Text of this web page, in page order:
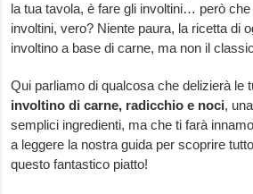
la tua tavola, è fare gli involtini… però
involtini, vero? Niente paura, la ricetta di
involtino a base di carne, ma non il
Qui parliamo di qualcosa che delizierà le
involtino di carne, radicchio e noci,
semplici ingredienti, ma che ti farà
a leggere la nostra guida per scoprire
questo fantastico piatto!